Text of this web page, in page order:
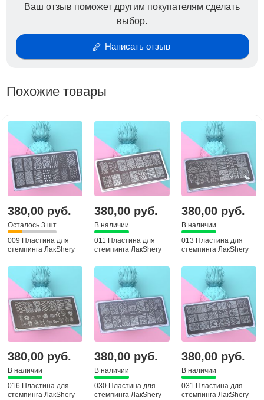
Ваш отзыв поможет другим покупателям сделать
выбор.
Написать отзыв
Похожие товары
380,00 руб.
Осталось 3 шт
009 Пластина для
стемпинга ЛакShery
380,00 руб.
В наличии
011 Пластина для
стемпинга ЛакShery
380,00 руб.
В наличии
013 Пластина для
стемпинга ЛакShery
380,00 руб.
В наличии
016 Пластина для
стемпинга ЛакShery
380,00 руб.
В наличии
030 Пластина для
стемпинга ЛакShery
380,00 руб.
В наличии
031 Пластина для
стемпинга ЛакShery